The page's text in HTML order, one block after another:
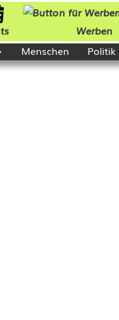
Werben
Menschen Politik